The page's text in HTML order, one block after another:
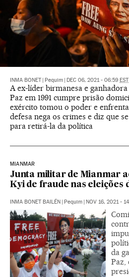
INMA BONET Pequim DEC 06, 2021 - 06:59 EST
A ex-líder birmanesa e
Paz em 1991 cumpre prisão
exército tomou o poder e enfrenta
defesa nega os crimes e diz que
para retirá-la da política
MIANMAR
Junta militar de Mianmar
Kyi de fraude nas eleições
INMA BONET BAILÉN Pequim NOV 16, 2021 -
da
Paz,